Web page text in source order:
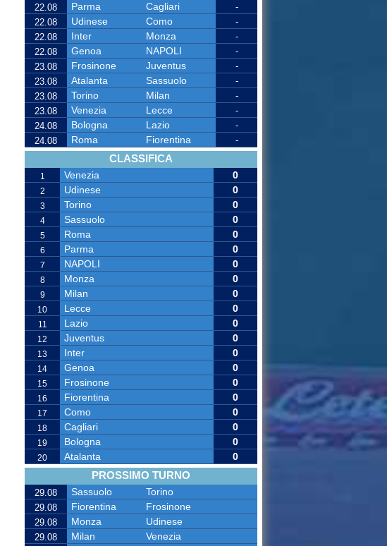
22.08 Parma Cagliari
-
22.08
Udinese Como
-
22.08
Inter Monza
-
22.08
Genoa NAPOLI
-
23.08
Frosinone Juventus
-
23.08
Atalanta Sassuolo
-
23.08
Torino Milan
-
23.08
Venezia Lecce
-
24.08
Bologna Lazio
-
24.08
Roma Fiorentina -
CLASSIFICA
1 Venezia 0
2 Udinese 0
3 Torino 0
4 Sassuolo 0
5 Roma 0
6 Parma 0
7 NAPOLI 0
8 Monza 0
9 Milan 0
10 Lecce 0
11 Lazio 0
12 Juventus 0
13 Inter 0
14 Genoa 0
15 Frosinone 0
16 Fiorentina 0
17 Como 0
18 Cagliari 0
19 Bologna 0
20 Atalanta 0
PROSSIMO TURNO
29.08 Sassuolo Torino
29.08 Fiorentina Frosinone
29.08 Monza Udinese
29.08 Milan
Venezia